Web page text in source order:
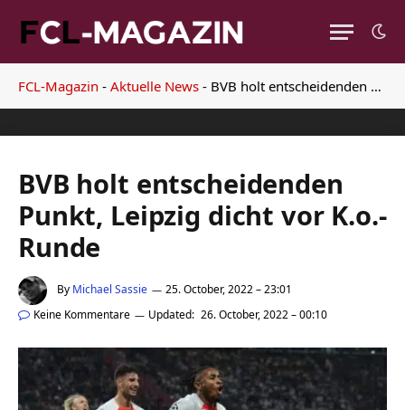
FCL-Magazin - Aktuelle News - BVB holt entscheidenden Punkt, Leipzig dicht vor K.o.-Runde
BVB holt entscheidenden
Punkt, Leipzig dicht vor K.o.-
Runde
By Michael Sassie
25. October, 2022 – 23:01
Keine Kommentare
Updated: 26. October, 2022 – 00:10